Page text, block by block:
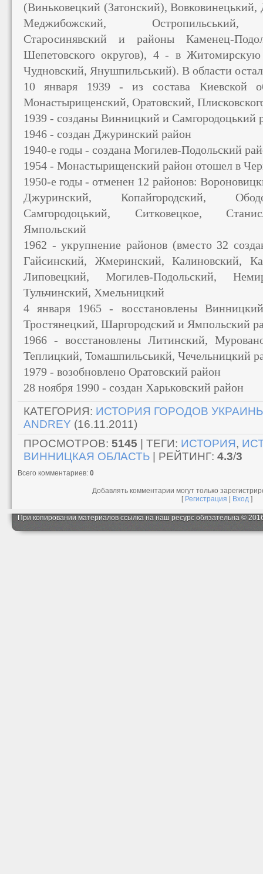
(Виньковецкий (Затонский),
Меджибожский, Остропильський,
Старосинявский и районы Каменец-
Шепетовского округов), 4 - в
Чудновский, Янушпильський). В области
10 января 1939 - из состава Киевской
Монастырищенский, Оратовский,
1939 - созданы Винницкий и Самгородоцький
1946 - создан Джуринский район
1940-е годы - создана Могилев-Подольский
1954 - Монастырищенский район отошел в
1950-е годы - отменен 12 районов:
Джуринский, Копайгородский,
Самгородоцький, Ситковецкое,
Ямпольский
1962 - укрупнение районов (вместо 32
Гайсинский, Жмеринский, Калиновский,
Липовецкий, Могилев-Подольский,
Тульчинский, Хмельницкий
4 января 1965 - восстановлены
Тростянецкий, Шаргородский и Ямпольский
1966 - восстановлены Литинский,
Теплицкий, Томашпильсьикй, Чечельницкий
1979 - возобновлено Оратовский район
28 ноября 1990 - создан Харьковский район
КАТЕГОРИЯ: ИСТОРИЯ ГОРОДОВ
ANDREY (16.11.2011)
ПРОСМОТРОВ: 5145 ТЕГИ: ИСТОРИЯ,
ВИННИЦКАЯ ОБЛАСТЬ
РЕЙТИНГ: 4.3/3
Всего комментариев: 0
Добавлять комментарии могут только
[ Регистрация Вход ]
При копировании материалов ссылка на наш ресурс обязательна ©